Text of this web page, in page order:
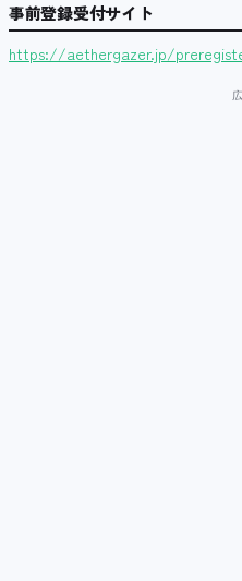
事前登録受付サイト
https://aethergazer.jp/